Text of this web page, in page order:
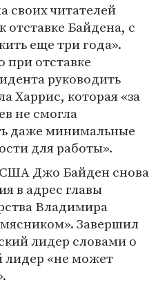
своих читателей
отставке Байдена, с
еще три года».
при отставке
руководить
Харрис, которая «за
не смогла
даже минимальные
для работы».
США Джо Байден снова
в адрес главы
Владимира
Завершил
лидер словами о
лидер «не может